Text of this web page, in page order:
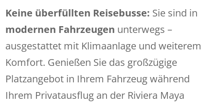
Keine überfüllten Reisebusse: Sie sind in
modernen Fahrzeugen unterwegs –
ausgestattet mit Klimaanlage und weiterem
Komfort. Genießen Sie das großzügige
Platzangebot in Ihrem Fahrzeug während
Ihrem Privatausflug an der Riviera Maya